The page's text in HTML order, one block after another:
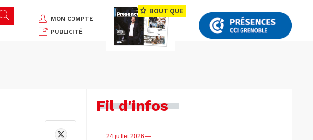
MON COMPTE
PUBLICITÉ
BOUTIQUE
Fil d'infos
24 juillet 2026 —